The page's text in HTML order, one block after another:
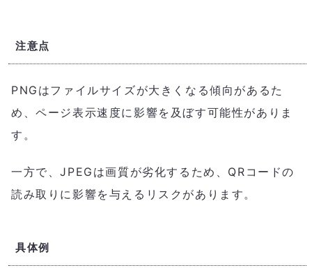
注意点
PNGはファイルサイズが大きくなる傾向があるた
め、ページ表示速度に影響を及ぼす可能性がありま
す。
一方で、JPEGは画質が劣化するため、QRコードの
読み取りに影響を与えるリスクがあります。
具体例